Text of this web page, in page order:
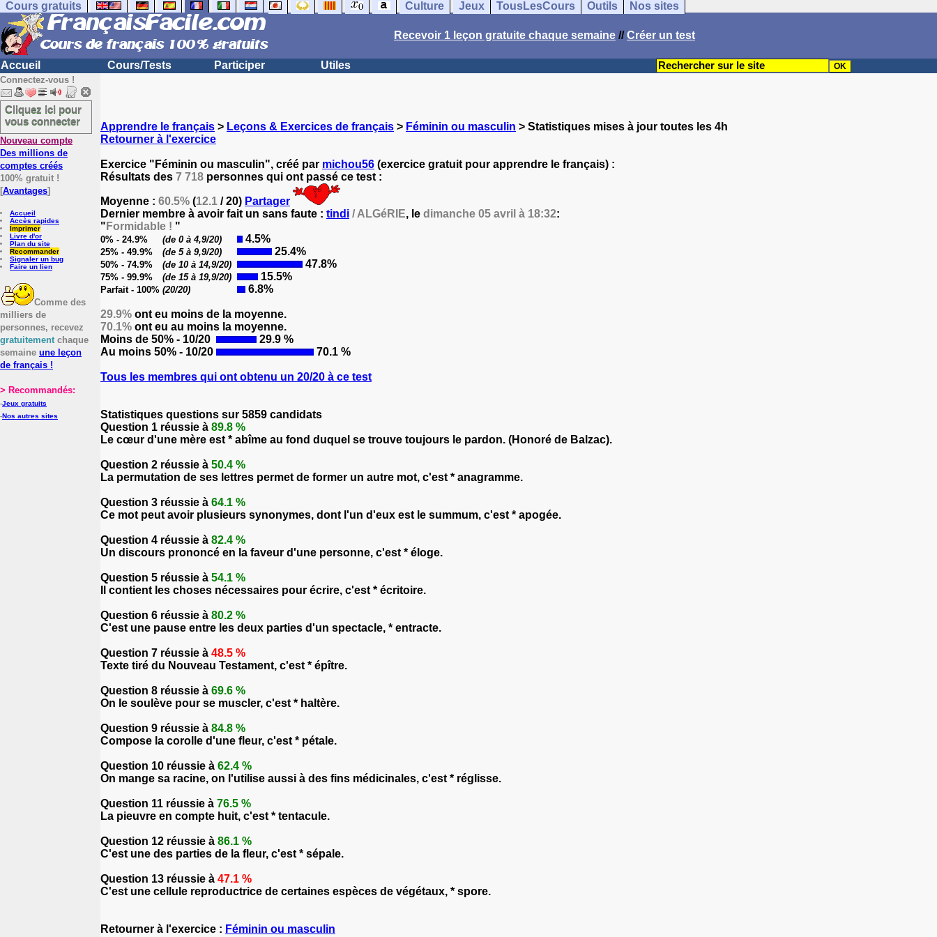
Cours gratuits Culture Jeux TousLesCours Outils Nos sites
Recevoir 1 leçon gratuite chaque semaine //Créer un test
Accueil Cours/Tests Participer Utiles
Connectez-vous !
Cliquez ici pour
vous connecter
Nouveau compte
Des millions de
comptes créés
100% gratuit !
[Avantages]
Accueil
Accès rapides
Imprimer
Livre d'or
Plan du site
Recommander
Signaler un bug
Faire un lien
Comme des
milliers de
personnes, recevez
gratuitementchaque
semaine une leçon
de français !
> Recommandés:
-Jeux gratuits
-Nos autres sites
Apprendre le français > Leçons & Exercices de français > Féminin ou masculin > Statistiques mises à jour toutes les 4h
Retourner à l'exercice
Exercice "Féminin ou masculin", créé par michou56 (exercice gratuit pour apprendre le français) :
Résultats des 7 718 personnes qui ont passé ce test :
Moyenne : 60.5% (12.1 / 20) Partager
Dernier membre à avoir fait un sans faute : tindi / ALGéRIE, le dimanche 05 avril à 18:32:
" Formidable ! "
0% - 24.9% (de 0 à 4,9/20) 4.5%
25% - 49.9% (de 5 à 9,9/20) 25.4%
50% - 74.9% (de 10 à 14,9/20) 47.8%
75% - 99.9% (de 15 à 19,9/20) 15.5%
Parfait - 100% (20/20) 6.8%
29.9% ont eu moins de la moyenne.
70.1% ont eu au moins la moyenne.
Moins de 50% - 10/20
29.9 %
Au moins 50% - 10/20
70.1 %
Tous les membres qui ont obtenu un 20/20 à ce test
Statistiques questions sur 5859 candidats
Question 1 réussie à 89.8 %
Le cœur d'une mère est * abîme au fond duquel se trouve toujours le pardon. (Honoré de Balzac).
Question 2 réussie à 50.4 %
La permutation de ses lettres permet de former un autre mot, c'est * anagramme.
Question 3 réussie à 64.1 %
Ce mot peut avoir plusieurs synonymes, dont l'un d'eux est le summum, c'est * apogée.
Question 4 réussie à 82.4 %
Un discours prononcé en la faveur d'une personne, c'est * éloge.
Question 5 réussie à 54.1 %
Il contient les choses nécessaires pour écrire, c'est * écritoire.
Question 6 réussie à 80.2 %
C'est une pause entre les deux parties d'un spectacle, * entracte.
Question 7 réussie à 48.5 %
Texte tiré du Nouveau Testament, c'est * épître.
Question 8 réussie à 69.6 %
On le soulève pour se muscler, c'est * haltère.
Question 9 réussie à 84.8 %
Compose la corolle d'une fleur, c'est * pétale.
Question 10 réussie à 62.4 %
On mange sa racine, on l'utilise aussi à des fins médicinales, c'est * réglisse.
Question 11 réussie à 76.5 %
La pieuvre en compte huit, c'est * tentacule.
Question 12 réussie à 86.1 %
C'est une des parties de la fleur, c'est * sépale.
Question 13 réussie à 47.1 %
C'est une cellule reproductrice de certaines espèces de végétaux, * spore.
Retourner à l'exercice : Féminin ou masculin